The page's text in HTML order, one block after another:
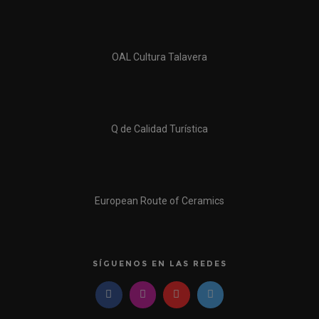
OAL Cultura Talavera
Q de Calidad Turística
European Route of Ceramics
SÍGUENOS EN LAS REDES